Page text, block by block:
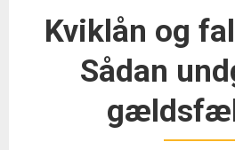
Kviklån og
Sådan